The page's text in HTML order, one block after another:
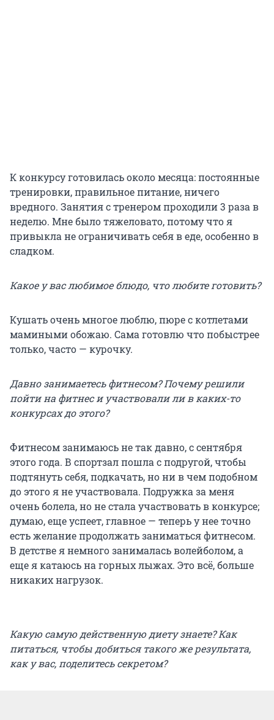
К конкурсу готовилась около месяца: постоянные
тренировки, правильное питание, ничего
вредного. Занятия с тренером проходили 3 раза в
неделю. Мне было тяжеловато, потому что я
привыкла не ограничивать себя в еде, особенно в
сладком.
Какое у вас любимое блюдо, что любите готовить?
Кушать очень многое люблю, пюре с котлетами
мамиными обожаю. Сама готовлю что побыстрее
только, часто — курочку.
Давно занимаетесь фитнесом? Почему решили
пойти на фитнес и участвовали ли в каких-то
конкурсах до этого?
Фитнесом занимаюсь не так давно, с сентября
этого года. В спортзал пошла с подругой, чтобы
подтянуть себя, подкачать, но ни в чем подобном
до этого я не участвовала. Подружка за меня
очень болела, но не стала участвовать в конкурсе;
думаю, еще успеет, главное — теперь у нее точно
есть желание продолжать заниматься фитнесом.
В детстве я немного занималась волейболом, а
еще я катаюсь на горных лыжах. Это всё, больше
никаких нагрузок.
Какую самую действенную диету знаете? Как
питаться, чтобы добиться такого же результата,
как у вас, поделитесь секретом?